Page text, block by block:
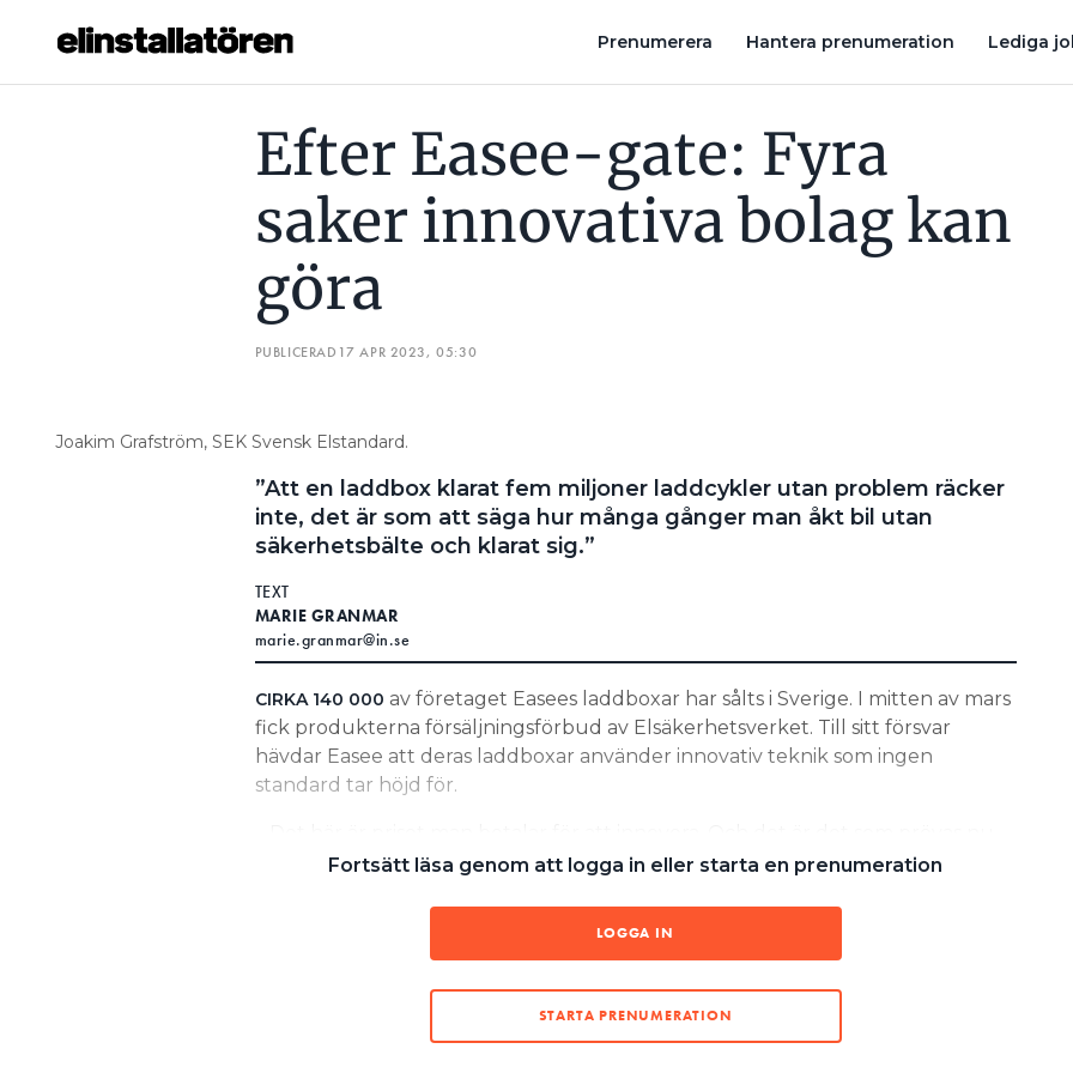
Prenumerera Hantera prenumeration Lediga
Hantera prenumeration
Efter Easee-gate: Fyra
saker innovativa bolag kan
göra
PUBLICERAD 17 APR 2023, 05:30
Joakim Grafström, SEK Svensk Elstandard.
”Att en laddbox klarat fem miljoner laddcykler utan problem räcker
inte, det är som att säga hur många gånger man åkt bil utan
säkerhetsbälte och klarat sig.”
TEXT
MARIE GRANMAR
marie.granmar@in.se
CIRKA 140 000 av företaget Easees laddboxar har sålts i Sverige. I mitten av mars
fick produkterna försäljningsförbud av Elsäkerhetsverket. Till sitt försvar
hävdar Easee att deras laddboxar använder innovativ teknik som ingen
standard tar höjd för.
säger Knut Arve Johnsen, vice vd Hardware hos Easee, i en av Elinstallatörens
“Fördelen med reglerelektronik är att den inte är så dyr,
men den är inte erkänd inom standardiseringen som ett
Fortsätt läsa genom att logga in eller starta en prenumeration
LOGGA IN
STARTA PRENUMERATION
KAN GÖRA ”TUSEN GÅNGER SNABBARE ÄN MEKANISKA BRYTARE” HAR EASEE VERKLIGEN ÅTERTAGIT SIN